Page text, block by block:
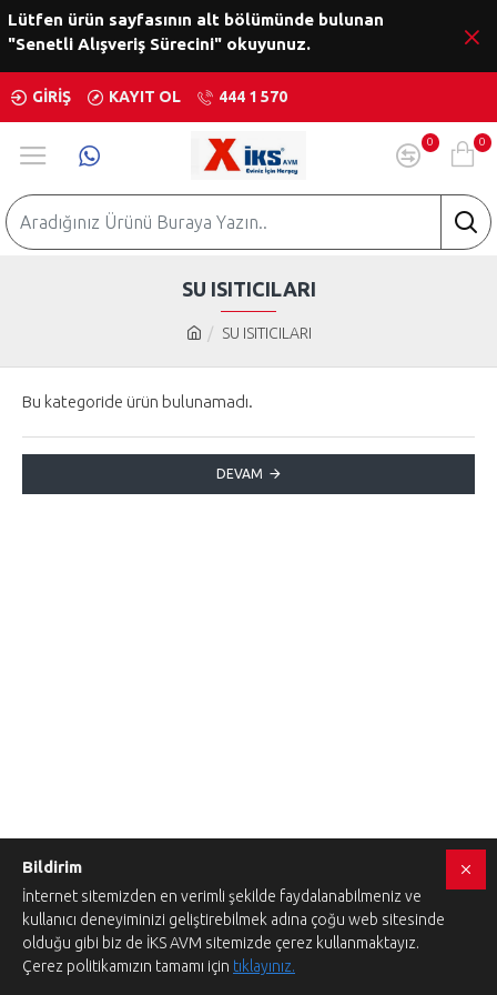
Lütfen ürün sayfasının alt bölümünde bulunan
"Senetli Alışveriş Sürecini" okuyunuz.
GIRIŞ KAYIT OL 444 1 570
0 0
SU ISITICILARI
SU ISITICILARI
Bu kategoride ürün bulunamadı.
DEVAM
Bildirim
İnternet sitemizden en verimli şekilde faydalanabilmeniz ve
kullanıcı deneyiminizi geliştirebilmek adına çoğu web sitesinde
olduğu gibi biz de İKS AVM sitemizde çerez kullanmaktayız.
Çerez politikamızın tamamı için tıklayınız.